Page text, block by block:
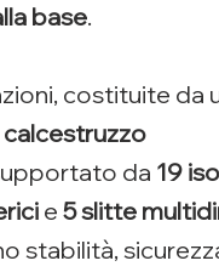
base.
costituite da
calcestruzzo
da 19
e 5 slitte
stabilità,